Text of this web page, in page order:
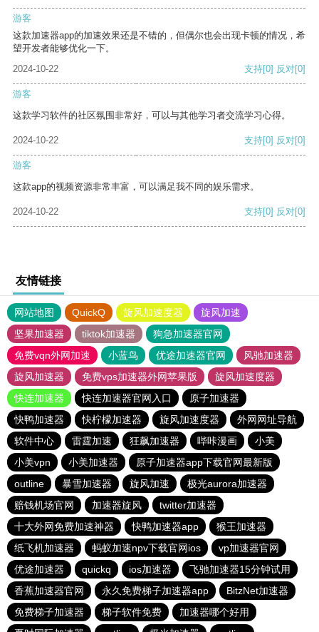
游客
这款加速器app的加速效果还是不错的，但偶尔也会出现卡顿的情况，希
望开发者能够优化一下。
2024-10-22
支持[0] 反对[0]
游客
这款学习软件的社区氛围非常好，可以与其他学习者交流学习心得。
2024-10-22 支持[0] 反对[0]
游客
这款app的视频资源非常丰富，可以满足我不同的娱乐需求。
2024-10-22 支持[0] 反对[0]
友情链接
网站地图 QuickQ 旋风加速度器
旋风加速
坚果加速器
tiktok加速器
狗急加速器官网
免费vqn外网加速
小蓝鸟 优途加速器官网
风驰加速器
旋风加速器
免费vps加速器外网苹果版
旋风加速度器
快连加速器
快连加速器官网入口
原子加速器
快鸭加速器
快柠檬加速器 旋风加速度器
外网网址导航
软件中心
雷霆加速 狂飙加速器 哔咔漫画
小美
小美vpn
小美加速器
原子加速器app下载官网最新版
outline
暴雪加速器 旋风加速
极光aurora加速器
赔钱机场官网
加速器旋风
twitter加速器
十大外网免费加速神器
快鸭加速器app
猴王加速器
纸飞机加速器
蚂蚁加速npv下载官网ios
vp加速器官网
优途加速器
quickq ios加速器
飞驰加速器15分钟试用
香蕉加速器官网
永久免费梯子加速器app
BitzNet加速器
免费梯子加速器
梯子软件免费
加速器哪个好用